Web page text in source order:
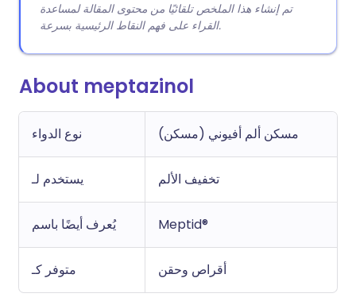
تم إنشاء هذا الملخص تلقائيًا من محتوى المقالة لمساعدة
القراء على فهم النقاط الرئيسية بسرعة.
About meptazinol
نوع الدواء مسكن ألم أفيوني (مسكن)
يستخدم لـ تخفيف الألم
يُعرف أيضًا باسم Meptid®
متوفر كـ أقراص وحقن